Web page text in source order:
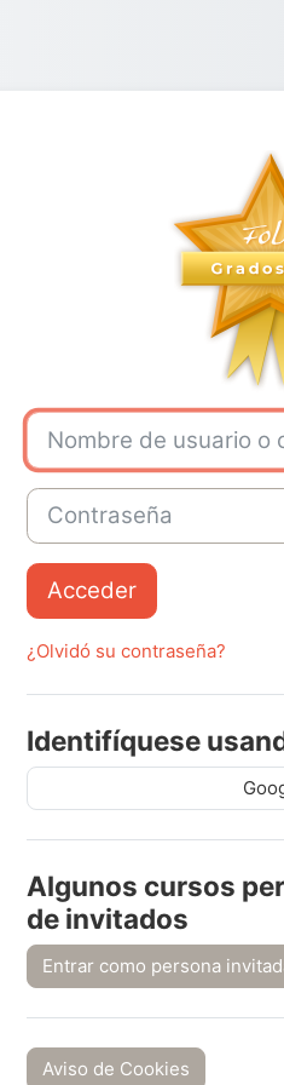
Nombre de usuario o correo
Contraseña
Acceder
¿Olvidó su contraseña?
Identifíquese
Algunos cursos
de invitados
Entrar como persona
Aviso de Cookies